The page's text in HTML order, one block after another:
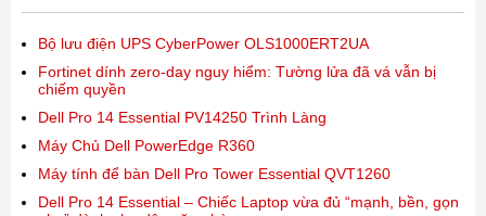
Bộ lưu điện UPS CyberPower OLS1000ERT2UA
Fortinet dính zero-day nguy hiểm: Tường lửa đã vá vẫn bị
chiếm quyền
Dell Pro 14 Essential PV14250 Trình Làng
Máy Chủ Dell PowerEdge R360
Máy tính để bàn Dell Pro Tower Essential QVT1260
Dell Pro 14 Essential – Chiếc Laptop vừa đủ “mạnh, bền, gọn